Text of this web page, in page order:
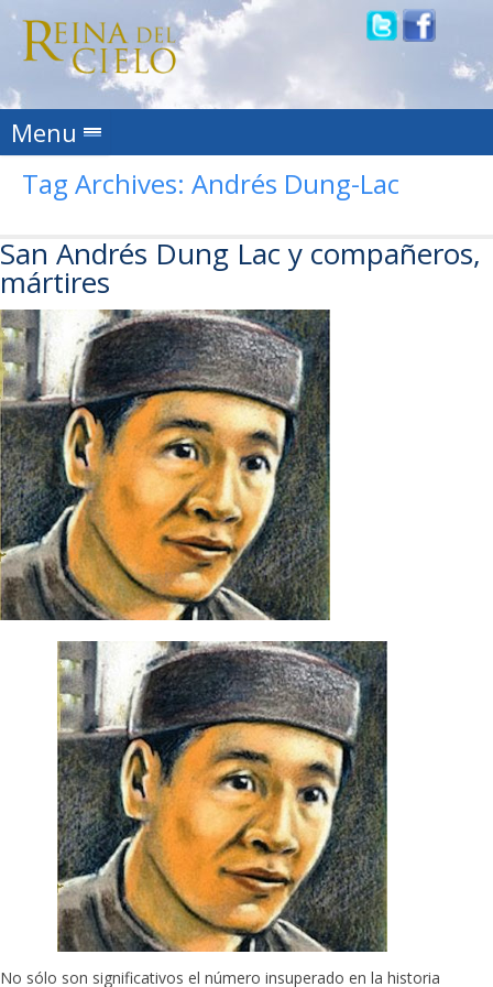
Menu Skip to content
Tag Archives: Andrés Dung-Lac
San Andrés Dung Lac y compañeros,
mártires
No sólo son significativos el número insuperado en la historia